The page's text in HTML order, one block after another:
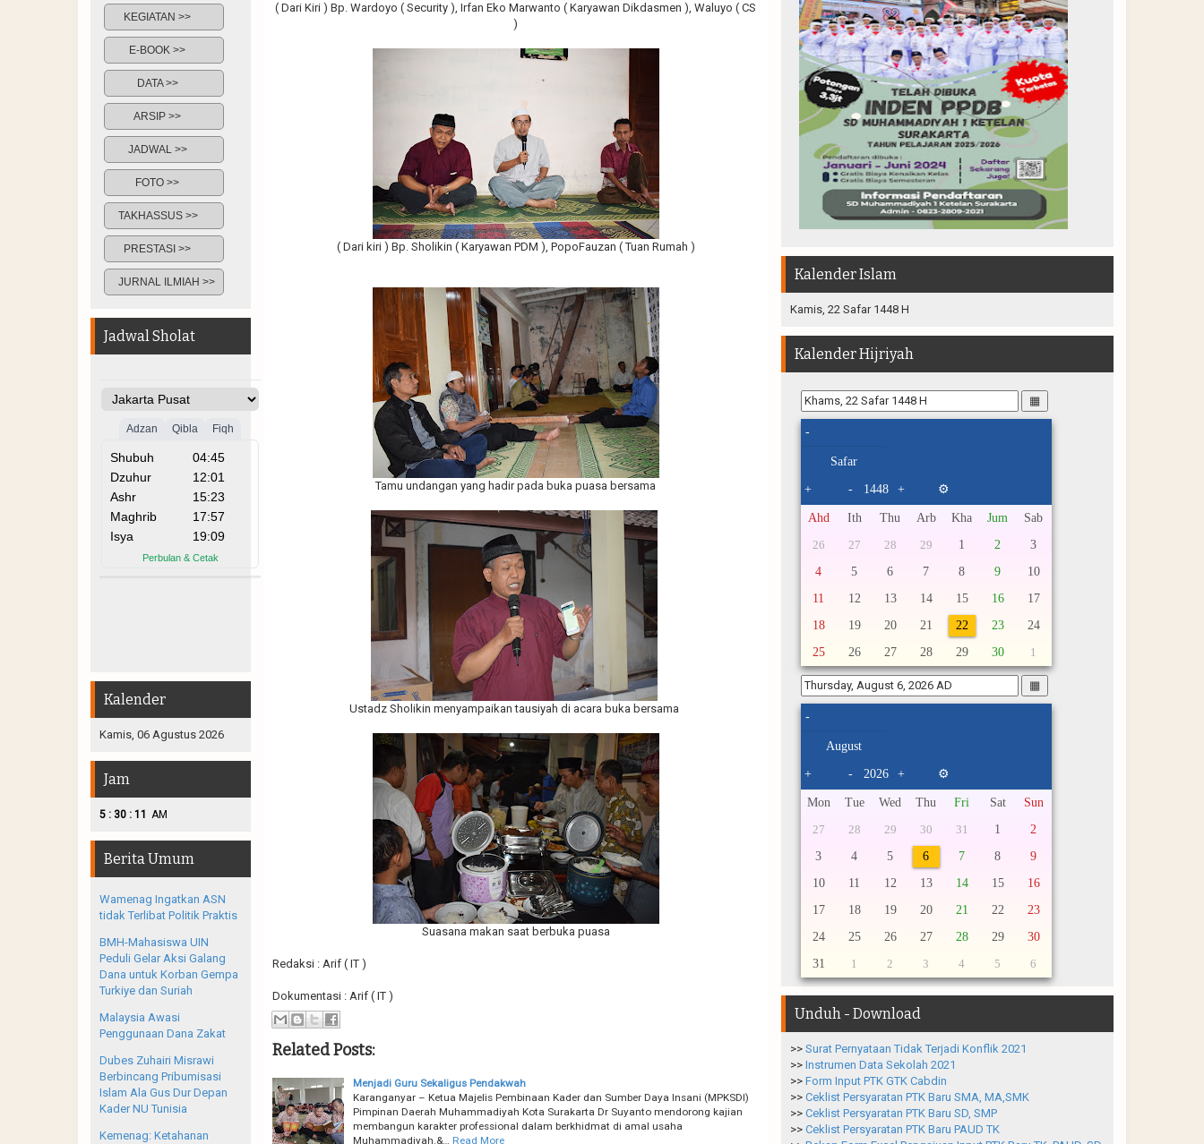
( Dari Kiri ) Bp. Wardoyo ( Security ), Irfan Eko Marwanto ( Karyawan Dikdasmen ), Waluyo ( CS
)
( Dari kiri ) Bp. Sholikin ( Karyawan PDM ), PopoFauzan ( Tuan Rumah )
Tamu undangan yang hadir pada buka puasa bersama
Ustadz Sholikin menyampaikan tausiyah di acara buka bersama
Suasana makan saat berbuka puasa
Redaksi : Arif ( IT )
Dokumentasi : Arif ( IT )
Related Posts:
Menjadi Guru Sekaligus Pendakwah
Karanganyar – Ketua Majelis Pembinaan Kader dan Sumber Daya Insani (MPKSDI)
Pimpinan Daerah Muhammadiyah Kota Surakarta Dr Suyanto mendorong kajian
membangun karakter professional dalam berkhidmat di amal usaha
Muhammadiyah.&…
Read More
KEGIATAN >>
E-BOOK >>
DATA >>
ARSIP >>
JADWAL >>
FOTO >>
TAKHASSUS >>
PRESTASI >>
JURNAL ILMIAH >>
Jadwal Sholat
Kalender
Kamis, 06 Agustus 2026
Jam
5 : 30 : 12 AM
Berita Umum
Wamenag Ingatkan ASN
tidak Terlibat Politik Praktis
BMH-Mahasiswa UIN
Peduli Gelar Aksi Galang
Dana untuk Korban Gempa
Turkiye dan Suriah
Malaysia Awasi
Penggunaan Dana Zakat
Dubes Zuhairi Misrawi
Berbincang Pribumisasi
Islam Ala Gus Dur Depan
Kader NU Tunisia
Kemenag: Ketahanan
Kalender Islam
Kamis, 22 Safar 1448 H
Kalender Hijriyah
▦
-
+ - + ⚙
Ahd Ith Thu Arb Kha Jum Sab
26 27 28 29 1 2
3
4
5 6 7 8 9
10
11
12 13 14 15 16
17
18
19 20 21 22 23
24
25
26 27 28 29 30 1
▦
-
+ - + ⚙
Mon Tue Wed Thu Fri Sat Sun
27 28 29 30 31 1
2
3
4 5 6 7 8
9
10
11 12 13 14 15
16
17
18 19 20 21 22
23
24
25 26 27 28 29
30
31
1 2 3 4 5 6
Unduh - Download
>> Surat Pernyataan Tidak Terjadi Konflik 2021
>> Instrumen Data Sekolah 2021
>> Form Input PTK GTK Cabdin
>> Ceklist Persyaratan PTK Baru SMA, MA,SMK
>> Ceklist Persyaratan PTK Baru SD, SMP
>> Ceklist Persyaratan PTK Baru PAUD TK